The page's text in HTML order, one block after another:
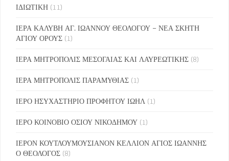
ΙΔΙΩΤΙΚΗ (11)
ΙΕΡΑ ΚΑΛΥΒΗ ΑΓ. ΙΩΑΝΝΟΥ ΘΕΟΛΟΓΟΥ – ΝΕΑ ΣΚΗΤΗ
ΑΓΙΟΥ ΟΡΟΥΣ (1)
ΙΕΡΑ ΜΗΤΡΟΠΟΛΙΣ ΜΕΣΟΓΑΙΑΣ ΚΑΙ ΛΑΥΡΕΩΤΙΚΗΣ (8)
ΙΕΡΑ ΜΗΤΡΟΠΟΛΙΣ ΠΑΡΑΜΥΘΙΑΣ (1)
ΙΕΡΟ ΗΣΥΧΑΣΤΗΡΙΟ ΠΡΟΦΗΤΟΥ ΙΩΗΛ (1)
ΙΕΡΟ ΚΟΙΝΟΒΙΟ ΟΣΙΟΥ ΝΙΚΟΔΗΜΟΥ (1)
ΙΕΡΟΝ ΚΟΥΤΛΟΥΜΟΥΣΙΑΝΟΝ ΚΕΛΛΙΟΝ ΑΓΙΟΣ ΙΩΑΝΝΗΣ
Ο ΘΕΟΛΟΓΟΣ (8)